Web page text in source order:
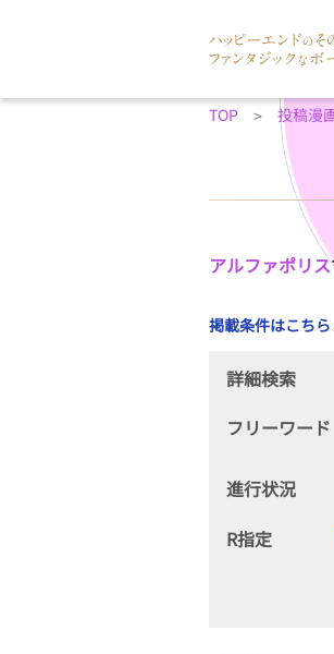
TOP 投稿漫
アルファポリス
掲載条件はこちら
詳細検索
フリーワード
進行状況
R指定